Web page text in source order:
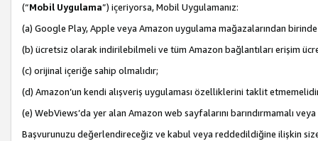
(“Mobil Uygulama”) içeriyorsa, Mobil Uygulamanız:
(a) Google Play, Apple veya Amazon uygulama mağazalarından birinde
(b) ücretsiz olarak indirilebilmeli ve tüm Amazon bağlantıları erişim
(c) orijinal içeriğe sahip olmalıdır;
(d) Amazon’un kendi alışveriş uygulaması özelliklerini taklit
(e) WebViews’da yer alan Amazon web sayfalarını barındırmamalı
Başvurunuzu değerlendireceğiz ve kabul veya reddedildiğine ilişkin